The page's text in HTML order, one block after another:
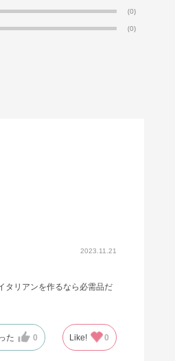
(0)
(0)
2023.11.21
タリアンを作るなら必需品だ
た 0 Like! 0